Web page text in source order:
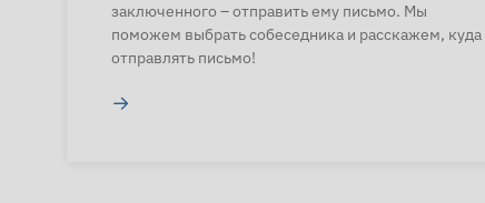
заключенного – отправить ему письмо. Мы
поможем выбрать собеседника и расскажем, куда
отправлять письмо!
→